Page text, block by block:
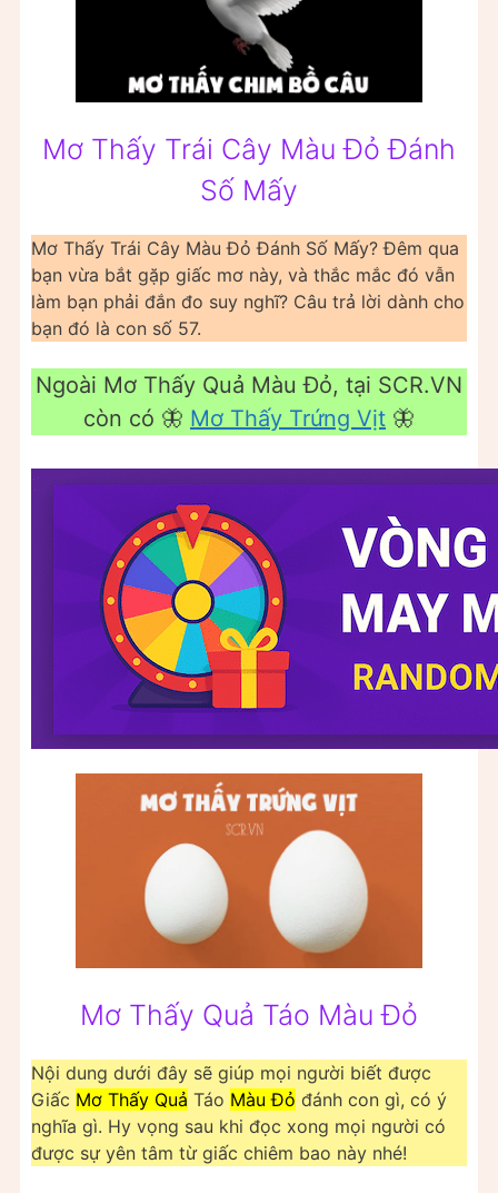
Mơ Thấy Trái Cây Màu Đỏ Đánh
Số Mấy
Mơ Thấy Trái Cây Màu Đỏ Đánh Số Mấy? Đêm qua
bạn vừa bắt gặp giấc mơ này, và thắc mắc đó vẫn
làm bạn phải đắn đo suy nghĩ? Câu trả lời dành cho
bạn đó là con số 57.
Ngoài Mơ Thấy Quả Màu Đỏ, tại SCR.VN
còn có 🦋 Mơ Thấy Trứng Vịt 🦋
Mơ Thấy Quả Táo Màu Đỏ
Nội dung dưới đây sẽ giúp mọi người biết được
Giấc Mơ Thấy Quả Táo Màu Đỏ đánh con gì, có ý
nghĩa gì. Hy vọng sau khi đọc xong mọi người có
được sự yên tâm từ giấc chiêm bao này nhé!